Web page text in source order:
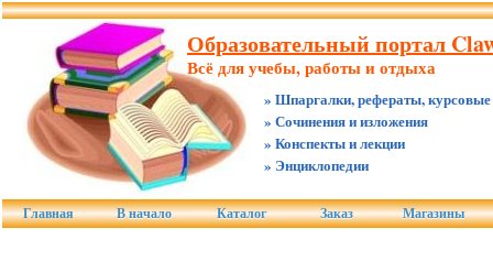
Образовательный портал
Всё для учебы, работы и отдыха
» Шпаргалки, рефераты, курсовые
» Сочинения и изложения
» Конспекты и лекции
» Энциклопедии
Главная В начало Каталог Заказ Магазины